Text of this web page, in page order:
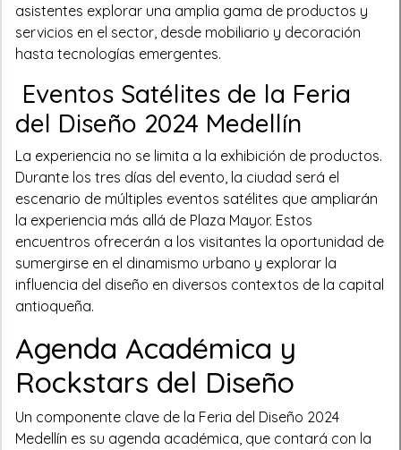
asistentes explorar una amplia gama de productos y
servicios en el sector, desde mobiliario y decoración
hasta tecnologías emergentes.
Eventos Satélites de la Feria
del Diseño 2024 Medellín
La experiencia no se limita a la exhibición de productos.
Durante los tres días del evento, la ciudad será el
escenario de múltiples eventos satélites que ampliarán
la experiencia más allá de Plaza Mayor. Estos
encuentros ofrecerán a los visitantes la oportunidad de
sumergirse en el dinamismo urbano y explorar la
influencia del diseño en diversos contextos de la capital
antioqueña.
Agenda Académica y
Rockstars del Diseño
Un componente clave de la Feria del Diseño 2024
Medellín es su agenda académica, que contará con la